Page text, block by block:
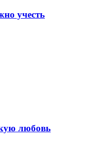
учесть
любовь